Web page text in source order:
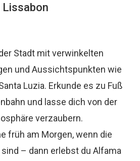
Stadt mit verwinkelten
und Aussichtspunkten wie
Luzia. Erkunde es zu Fuß
und lasse dich von der
verzaubern.
früh am Morgen, wenn die
– dann erlebst du Alfama